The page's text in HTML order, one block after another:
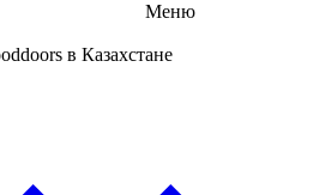
Меню
в Казахстане